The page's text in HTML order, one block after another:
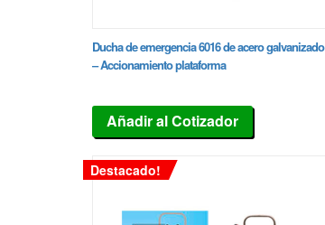
Ducha de emergencia 6016 de acero galvanizado
– Accionamiento plataforma
Añadir al Cotizador
Destacado!